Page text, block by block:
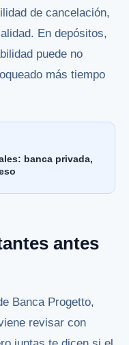
de cancelación,
En depósitos,
puede no
más tiempo
banca privada,
antes
Banca Progetto,
revisar con